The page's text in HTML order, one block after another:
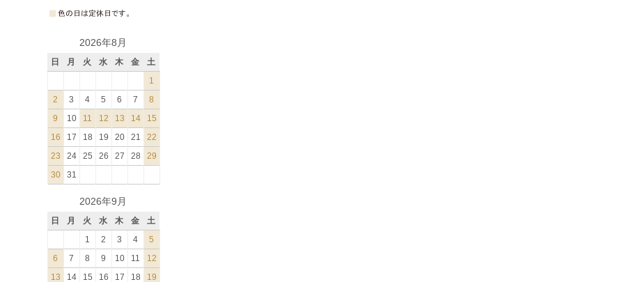
2026年8月
日 月 火 水 木 金
土
1
2
3 4 5 6 7
8
9
10 11 12 13 14
15
16
17 18 19 20 21
22
23
24 25 26 27 28
29
30
31
2026年9月
日 月 火 水 木 金
土
1
2 3 4
5
6
7 8 9 10 11
12
13
14 15 16 17 18 19